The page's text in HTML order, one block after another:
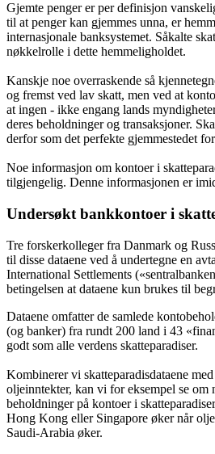
Gjemte penger er per definisjon
til at penger kan gjemmes unna, er
internasjonale banksystemet. Såkalte
nøkkelrolle i dette hemmeligholdet.
Kanskje noe overraskende så
og fremst ved lav skatt, men ved at
at ingen - ikke engang lands
deres beholdninger og transaksjoner.
derfor som det perfekte gjemmestedet
Noe informasjon om kontoer i
tilgjengelig. Denne informasjonen er
Undersøkt bankkontoer i
Tre forskerkolleger fra Danmark og
til disse dataene ved å undertegne en
International Settlements
betingelsen at dataene kun brukes til
Dataene omfatter de samlede
(og banker) fra rundt 200 land i 43
godt som alle verdens skatteparadiser.
Kombinerer vi skatteparadisdataene
oljeinntekter, kan vi for eksempel se om
beholdninger på kontoer i
Hong Kong eller Singapore øker når
Saudi-Arabia øker.